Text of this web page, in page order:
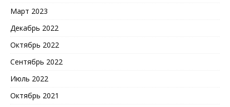
Март 2023
Декабрь 2022
Октябрь 2022
Сентябрь 2022
Июль 2022
Октябрь 2021